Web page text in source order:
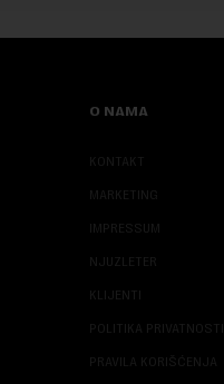
O NAMA
KONTAKT
MARKETING
IMPRESSUM
NJUZLETER
KLIJENTI
POLITIKA PRIVATNOSTI
PRAVILA KORIŠĆENJA